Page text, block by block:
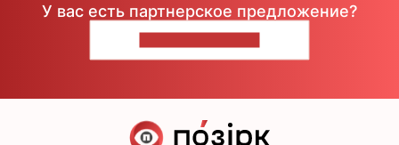
У вас есть партнерское предложение?